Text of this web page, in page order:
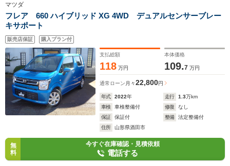
マツダ
フレア 660 ハイブリッド XG 4WD デュアルセンサーブレー
キサポート
販売店保証 購入プラン付
支払総額
118 万円
本体価格
109.7 万円
通常ローン 月々22,800円
年式 2022年 走行 1.3万km
車検
車検整備付 修復
なし
保証
保証付 整備
法定整備付
住所
山形県酒田市
無
料
今すぐ在庫確認・見積依頼
電話する